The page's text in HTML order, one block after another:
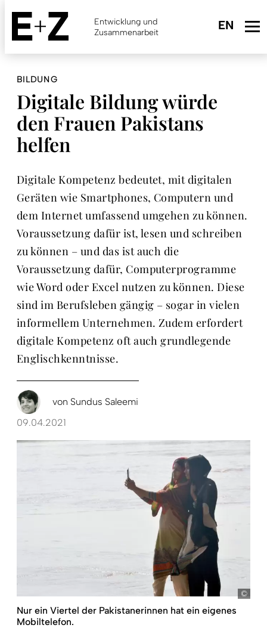
Skip
main
content
Entwicklung und
Zusammenarbeit
BILDUNG
Digitale Bildung würde
den Frauen Pakistans
helfen
Digitale Kompetenz bedeutet, mit digitalen
Geräten wie Smartphones, Computern und
dem Internet umfassend umgehen zu können.
Voraussetzung dafür ist, lesen und schreiben
zu können – und das ist auch die
Voraussetzung dafür, Computerprogramme
wie Word oder Excel nutzen zu können. Diese
sind im Berufsleben gängig – sogar in vielen
informellem Unternehmen. Zudem erfordert
digitale Kompetenz oft auch grundlegende
Englischkenntnisse.
von Sundus Saleemi
09.04.2021
Nur ein Viertel der Pakistanerinnen hat ein eigenes
Mobiltelefon.